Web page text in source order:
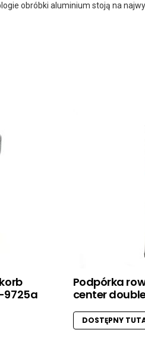
obróbki aluminium stoją na
Podpórka
center
DOSTĘPNY